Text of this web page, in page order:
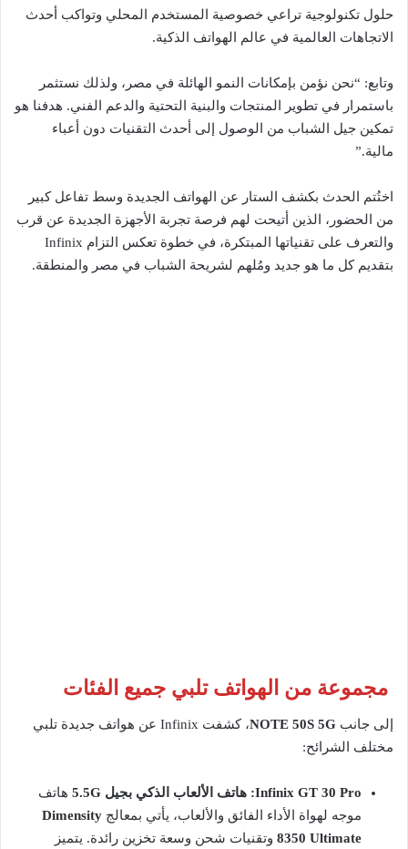
حلول تكنولوجية تراعي خصوصية المستخدم المحلي وتواكب أحدث
الاتجاهات العالمية في عالم الهواتف الذكية.
وتابع: “نحن نؤمن بإمكانات النمو الهائلة في مصر، ولذلك نستثمر
باستمرار في تطوير المنتجات والبنية التحتية والدعم الفني. هدفنا هو
تمكين جيل الشباب من الوصول إلى أحدث التقنيات دون أعباء
مالية.”
اختُتم الحدث بكشف الستار عن الهواتف الجديدة وسط تفاعل كبير
من الحضور، الذين أتيحت لهم فرصة تجربة الأجهزة الجديدة عن قرب
والتعرف على تقنياتها المبتكرة، في خطوة تعكس التزام Infinix
بتقديم كل ما هو جديد ومُلهم لشريحة الشباب في مصر والمنطقة.
مجموعة من الهواتف تلبي جميع الفئات
إلى جانب NOTE 50S 5G
، كشفت Infinix عن هواتف جديدة تلبي
مختلف الشرائح:
Infinix GT 30 Pro: هاتف الألعاب الذكي بجيل 5.5G
هاتف
موجه لهواة الأداء الفائق والألعاب، يأتي بمعالج Dimensity
8350 Ultimate وتقنيات شحن وسعة تخزين رائدة. يتميز